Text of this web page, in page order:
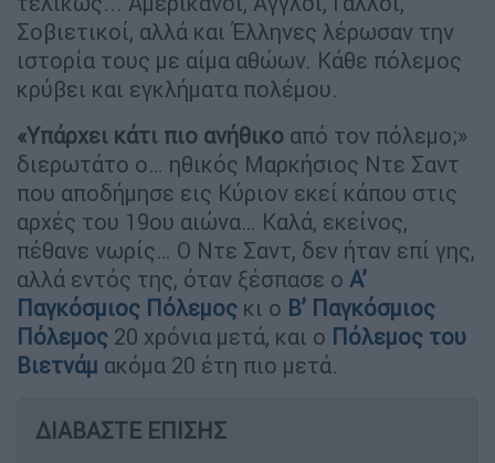
Σοβιετικοί, αλλά και Έλληνες λέρωσαν την
ιστορία τους με αίμα αθώων. Κάθε πόλεμος
κρύβει και εγκλήματα πολέμου.
«Υπάρχει κάτι πιο ανήθικο από τον πόλεμο;»
διερωτάτο ο… ηθικός Μαρκήσιος Ντε Σαντ
που αποδήμησε εις Κύριον εκεί κάπου στις
αρχές του 19ου αιώνα… Καλά, εκείνος,
πέθανε νωρίς… Ο Ντε Σαντ, δεν ήταν επί γης,
αλλά εντός της, όταν ξέσπασε ο Α’
Παγκόσμιος Πόλεμος κι ο Β’ Παγκόσμιος
Πόλεμος 20 χρόνια μετά, και ο Πόλεμος του
Βιετνάμ ακόμα 20 έτη πιο μετά.
ΔΙΑΒΑΣΤΕ ΕΠΙΣΗΣ